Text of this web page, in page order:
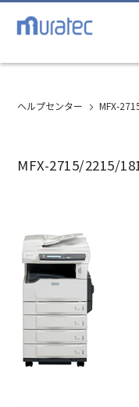
ヘルプセンター MFX-
MFX-2715/2215/